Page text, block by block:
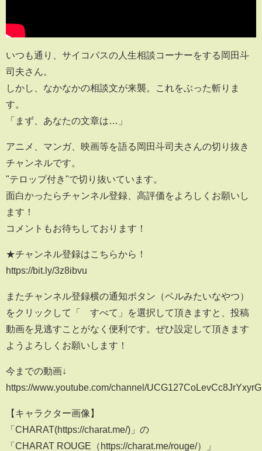
いつも通り、サイコパスの人生相談コーナーをする岡田斗
司夫さん。
しかし、なかなかの相談文が来襲。これをぶった斬りま
す。
「まず、あなたの文章は…」
アニメ、マンガ、映画等を語る岡田斗司夫さんの切り抜き
チャンネルです。
"テロップ付き"で切り抜いています。
面白かったらチャンネル登録、高評価をよろしくお願いし
ます！
コメントもお待ちしております！
★チャンネル登録はこちらから！
https://bit.ly/3z8ibvu
またチャンネル登録横の通知ボタン（ベルみたいなやつ）
をクリックして「 すべて」を選択して頂きますと、投稿
動画を見逃すことがなく便利です。ぜひ設定して頂きます
ようよろしくお願いします！
今までの動画↓
https://www.youtube.com/channel/
【キャラクター画像】
「CHARAT(https://charat.me/)」の
「CHARAT ROUGE（https://charat.me/rouge/）」